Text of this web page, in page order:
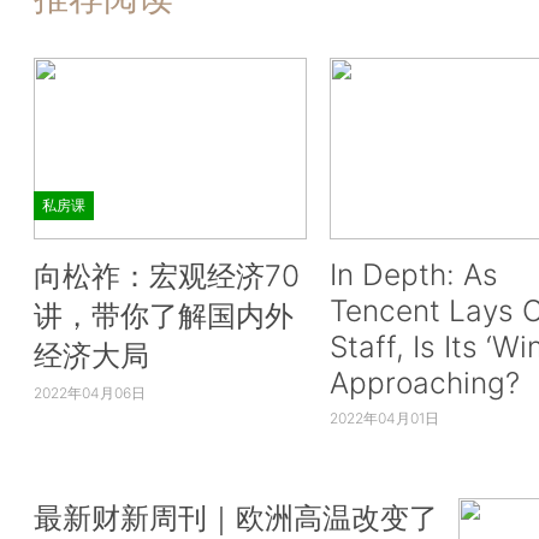
私房课
向松祚：宏观经济70
讲，带你了解国内外
经济大局
2022年04月06日
In Depth: As
Tencent Lays
Staff, Is Its
Approaching?
2022年04月01日
最新财新周刊｜欧洲高温改变了